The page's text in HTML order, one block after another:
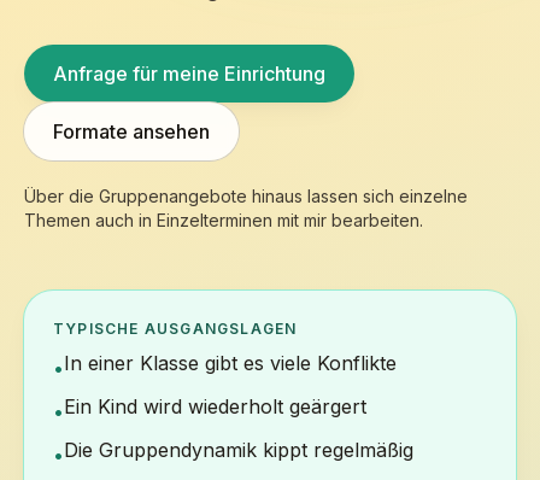
Anfrage für meine Einrichtung
Formate ansehen
Über die Gruppenangebote hinaus lassen sich einzelne
Themen auch in Einzelterminen mit mir bearbeiten.
TYPISCHE AUSGANGSLAGEN
•In einer Klasse gibt es viele Konflikte
•Ein Kind wird wiederholt geärgert
•Die Gruppendynamik kippt regelmäßig